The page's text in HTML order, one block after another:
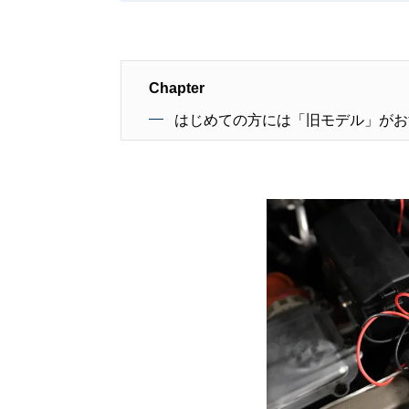
Chapter
はじめての方には「旧モデル」が